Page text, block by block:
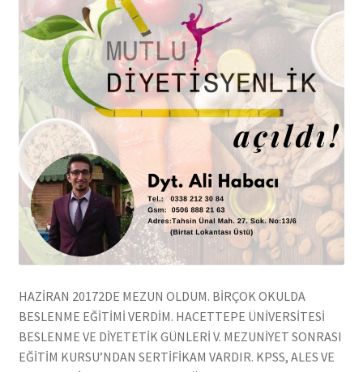
HAZİRAN 20172DE MEZUN OLDUM. BİRÇOK OKULDA
BESLENME EĞİTİMİ VERDİM. HACETTEPE ÜNİVERSİTESİ
BESLENME VE DİYETETİK GÜNLERİ V. MEZUNİYET SONRASI
EĞİTİM KURSU’NDAN SERTİFİKAM VARDIR. KPSS, ALES VE